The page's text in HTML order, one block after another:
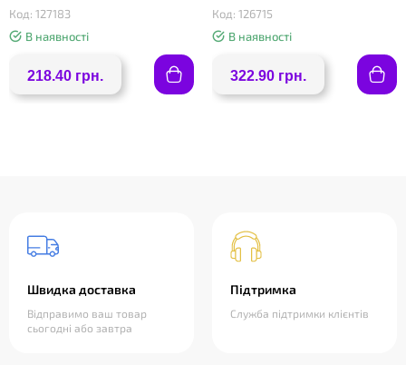
Код: 127183
В наявності
218.40 грн.
Код: 126715
В наявності
322.90 грн.
Швидка доставка
Відправимо ваш товар
сьогодні або завтра
Підтримка
Служба підтримки клієнтів